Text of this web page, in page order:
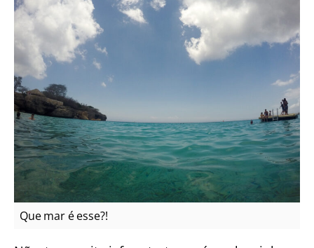
Que mar é esse?!